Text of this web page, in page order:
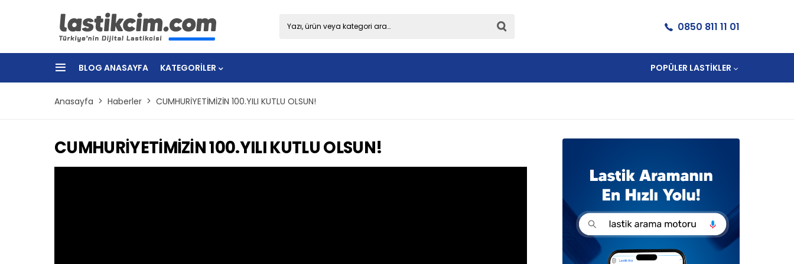
0850 811 11 01
BLOG ANASAYFA KATEGORILER POPÜLER LASTIKLER
Anasayfa Haberler CUMHURİYETİMİZİN 100.YILI KUTLU OLSUN!
CUMHURİYETİMİZİN 100.YILI KUTLU OLSUN!